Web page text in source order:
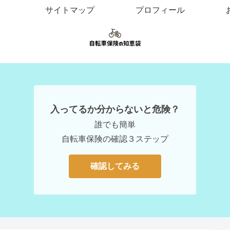
サイトマップ プロフィール
入ってるか分からないと危険？
誰でも簡単
自転車保険の確認３ステップ
確認してみる